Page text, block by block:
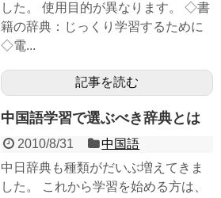
した。 使用目的が異なります。 ◇書
籍の辞典：じっくり学習するために
◇電...
記事を読む
中国語学習で選ぶべき辞典とは
2010/8/31
中国語
中日辞典も種類がだいぶ増えてきま
した。 これから学習を始める方は、